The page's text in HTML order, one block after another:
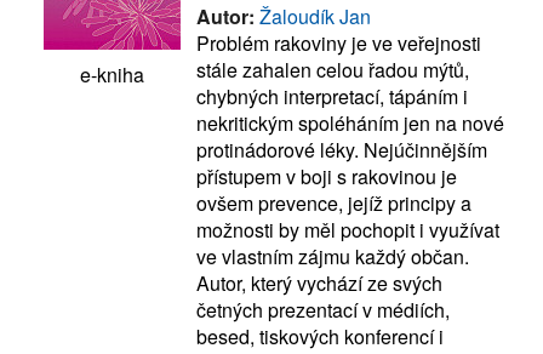
e-kniha
Autor: Žaloudík Jan
Problém rakoviny je ve veřejnosti
stále zahalen celou řadou mýtů,
chybných interpretací, tápáním i
nekritickým spoléháním jen na nové
protinádorové léky. Nejúčinnějším
přístupem v boji s rakovinou je
ovšem prevence, jejíž principy a
možnosti by měl pochopit i využívat
ve vlastním zájmu každý občan.
Autor, který vychází ze svých
četných prezentací v médiích,
besed, tiskových konferencí i